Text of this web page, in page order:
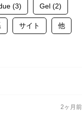
(3) Gel (2)
サイト 他
2ヶ月前